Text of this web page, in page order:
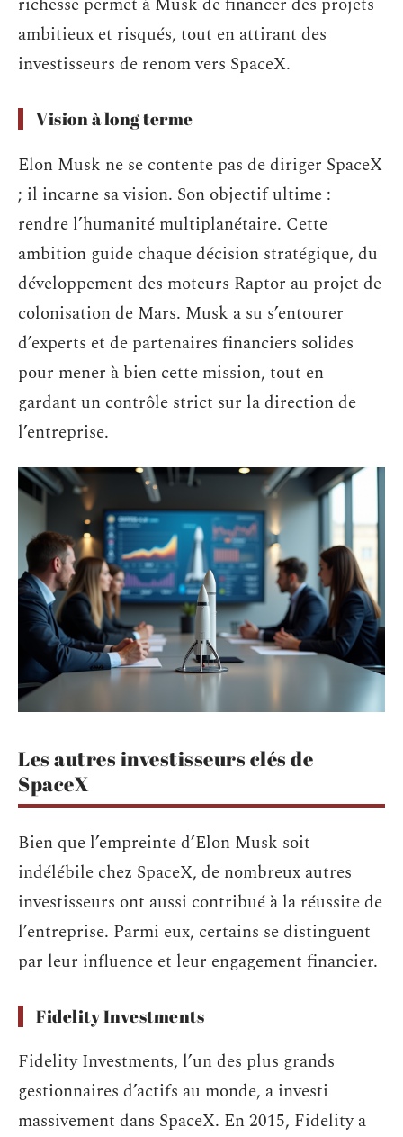
ambitieux et risqués, tout en attirant des
investisseurs de renom vers SpaceX.
Vision à long terme
Elon Musk ne se contente pas de diriger SpaceX
; il incarne sa vision. Son objectif ultime :
rendre l’humanité multiplanétaire. Cette
ambition guide chaque décision stratégique, du
développement des moteurs Raptor au projet de
colonisation de Mars. Musk a su s’entourer
d’experts et de partenaires financiers solides
pour mener à bien cette mission, tout en
gardant un contrôle strict sur la direction de
l’entreprise.
Les autres investisseurs clés de
SpaceX
Bien que l’empreinte d’Elon Musk soit
indélébile chez SpaceX, de nombreux autres
investisseurs ont aussi contribué à la réussite de
l’entreprise. Parmi eux, certains se distinguent
par leur influence et leur engagement financier.
Fidelity Investments
Fidelity Investments, l’un des plus grands
gestionnaires d’actifs au monde, a investi
massivement dans SpaceX. En 2015, Fidelity a